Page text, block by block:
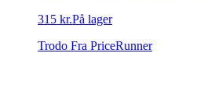
315 kr.På lager
Trodo Fra PriceRunner